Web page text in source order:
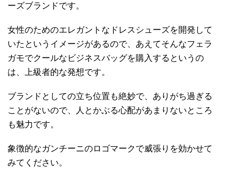
ーズブランドです。
女性のためのエレガントなドレスシューズを開発して
いたというイメージがあるので、あえてそんなフェラ
ガモでクールなビジネスバッグを購入するというの
は、上級者的な発想です。
ブランドとしての立ち位置も絶妙で、ありがち過ぎる
ことがないので、人とかぶる心配があまりないところ
も魅力です。
象徴的なガンチーニのロゴマークで威張りを効かせて
みてください。